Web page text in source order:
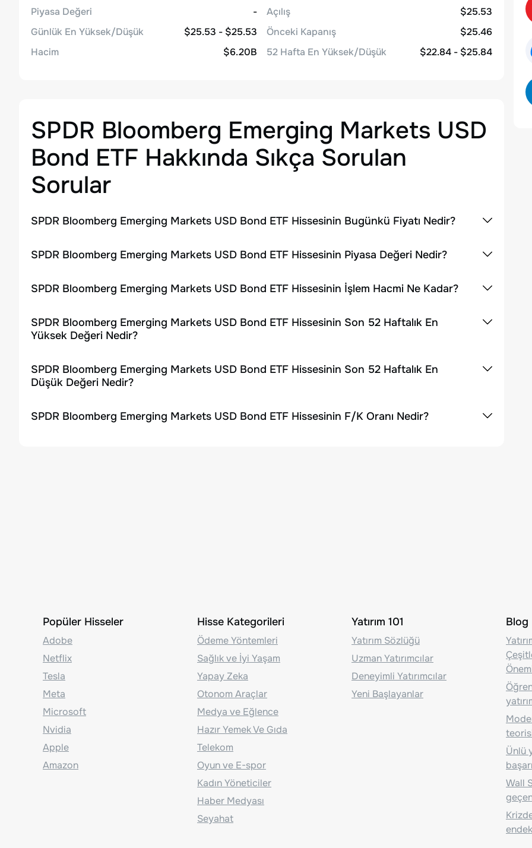
Piyasa Değeri
-
Günlük En Yüksek/Düşük
$25.53 - $25.53
Hacim
$6.20B
Açılış
$25.53
Önceki Kapanış
$25.46
52 Hafta En Yüksek/Düşük
$22.84 - $25.84
SPDR Bloomberg Emerging Markets USD
Bond ETF Hakkında Sıkça Sorulan
Sorular
SPDR Bloomberg Emerging Markets USD Bond ETF Hissesinin Bugünkü Fiyatı Nedir?
SPDR Bloomberg Emerging Markets USD Bond ETF Hissesinin Piyasa Değeri Nedir?
SPDR Bloomberg Emerging Markets USD Bond ETF Hissesinin İşlem Hacmi Ne Kadar?
SPDR Bloomberg Emerging Markets USD Bond ETF Hissesinin Son 52 Haftalık En
Yüksek Değeri Nedir?
SPDR Bloomberg Emerging Markets USD Bond ETF Hissesinin Son 52 Haftalık En
Düşük Değeri Nedir?
SPDR Bloomberg Emerging Markets USD Bond ETF Hissesinin F/K Oranı Nedir?
Popüler Hisseler
Adobe
Netflix
Tesla
Meta
Microsoft
Nvidia
Apple
Amazon
Hisse Kategorileri
Ödeme Yöntemleri
Sağlık ve İyi Yaşam
Yapay Zeka
Otonom Araçlar
Medya ve Eğlence
Hazır Yemek Ve Gıda
Telekom
Oyun ve E-spor
Kadın Yöneticiler
Haber Medyası
Seyahat
Yatırım 101
Yatırım Sözlüğü
Uzman Yatırımcılar
Deneyimli Yatırımcılar
Yeni Başlayanlar
Blog
Ünlü
Wall